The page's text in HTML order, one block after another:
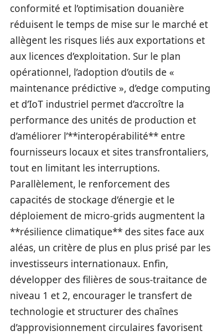
conformité et l’optimisation douanière
réduisent le temps de mise sur le marché et
allègent les risques liés aux exportations et
aux licences d’exploitation. Sur le plan
opérationnel, l’adoption d’outils de «
maintenance prédictive », d’edge computing
et d’IoT industriel permet d’accroître la
performance des unités de production et
d’améliorer l’**interopérabilité** entre
fournisseurs locaux et sites transfrontaliers,
tout en limitant les interruptions.
Parallèlement, le renforcement des
capacités de stockage d’énergie et le
déploiement de micro‑grids augmentent la
**résilience climatique** des sites face aux
aléas, un critère de plus en plus prisé par les
investisseurs internationaux. Enfin,
développer des filières de sous‑traitance de
niveau 1 et 2, encourager le transfert de
technologie et structurer des chaînes
d’approvisionnement circulaires favorisent